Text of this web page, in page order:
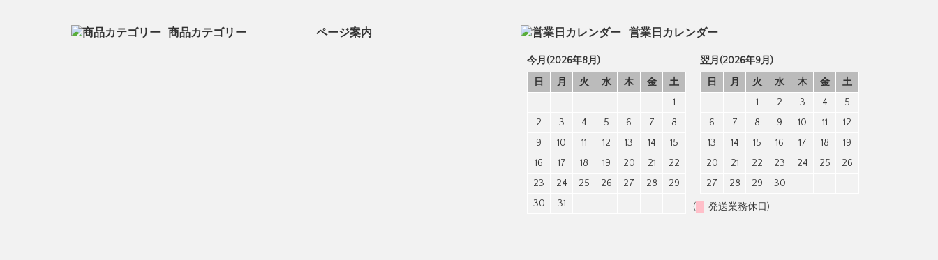
商品カテゴリー ページ案内 営業日カレンダー
今月(2026年8月)
日
月 火 水 木 金
土
1
2
3 4 5 6 7
8
9
10 11 12 13 14
15
16
17 18 19 20 21
22
23
24 25 26 27 28
29
30
31
翌月(2026年9月)
日
月 火 水 木 金
土
1
2 3 4
5
6
7 8 9 10 11
12
13
14 15 16 17 18
19
20
21 22 23 24 25
26
27
28 29 30
( 発送業務休日)